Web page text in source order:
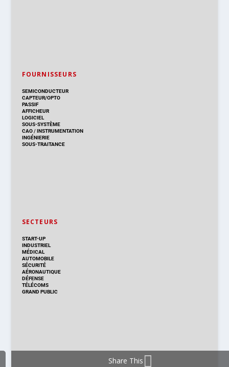
FOURNISSEURS
SEMICONDUCTEUR
CAPTEUR/OPTO
PASSIF
AFFICHEUR
LOGICIEL
SOUS-SYSTÈME
CAO/INSTRUMENTATION
INGÉNIERIE
SOUS-TRAITANCE
SECTEURS
START-UP
INDUSTRIEL
MÉDICAL
AUTOMOBILE
SÉCURITÉ
AÉRONAUTIQUE
DÉFENSE
TÉLÉCOMS
GRAND PUBLIC
Share This